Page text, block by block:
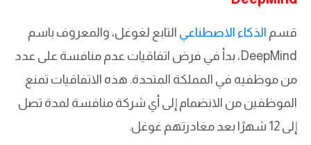
قسم الذكاء الاصطناعي التابع لغوغل، والمعروف باسم
DeepMind، بدأ في فرض اتفاقيات عدم منافسة على عدد
من موظفيه في المملكة المتحدة. هذه الاتفاقيات تمنع
الموظفين من الانضمام إلى أي شركة منافسة لمدة تصل
إلى 12 شهرًا بعد مغادرتهم غوغل.